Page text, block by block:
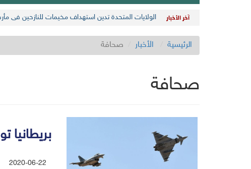
آخر الأخبار الولايات المتحدة تدين استهداف مخيمات للنازحين في
الرئيسية الأخبار صحافة
صحافة
بريطانيا
2020-06-22